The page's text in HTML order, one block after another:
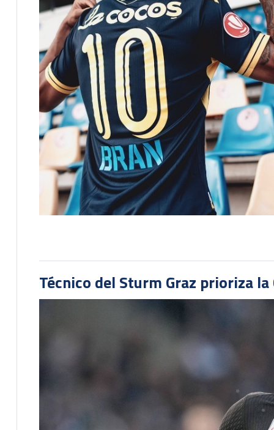
Técnico del Sturm Graz prioriza